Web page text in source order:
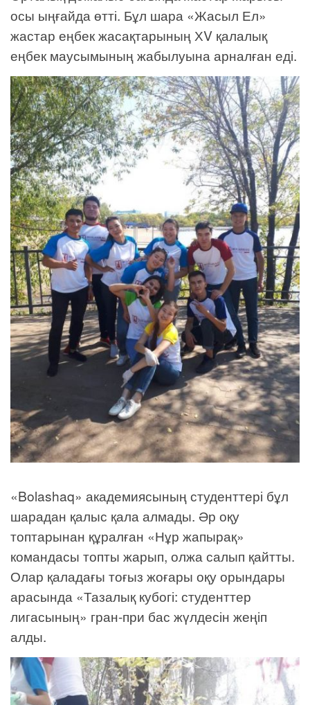
осы ыңғайда өтті. Бұл шара «Жасыл Ел»
жастар еңбек жасақтарының ХV қалалық
еңбек маусымының жабылуына арналған еді.
«Bolashaq» академиясының студенттері бұл
шарадан қалыс қала алмады. Әр оқу
топтарынан құралған «Нұр жапырақ»
командасы топты жарып, олжа салып қайтты.
Олар қаладағы тоғыз жоғары оқу орындары
арасында «Тазалық кубогі: студенттер
лигасының» гран-при бас жүлдесін жеңіп
алды.